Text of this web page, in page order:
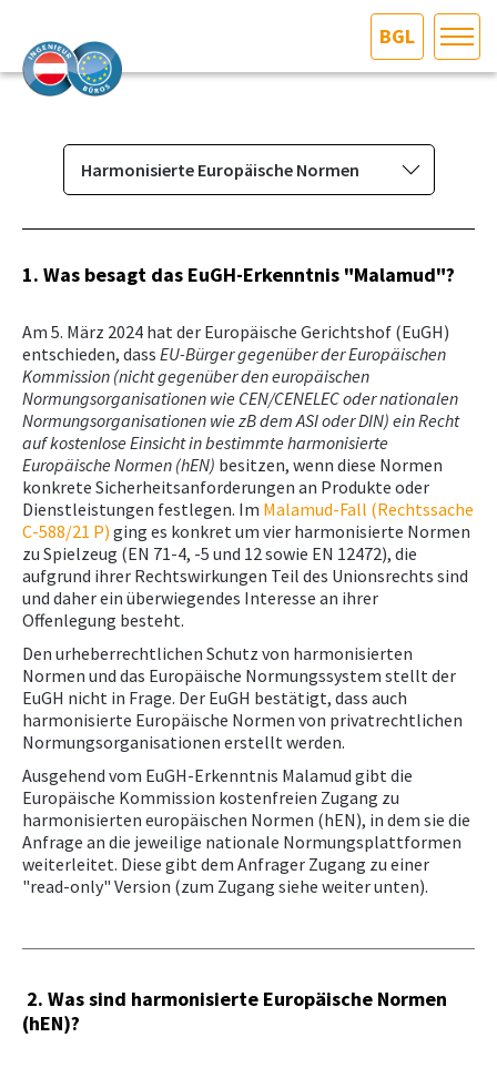
BGL
AKTUELLES/INGOO
DAS INGENIEURBÜRO
MITGLIEDER­VERZEICHNIS
SERVICE
KONTAKT
Harmonisierte Europäische Normen
Das Ingenieurbüro
Berufsbild & Gründung
Vorbereitungskurs und
Befähigungsprüfung
Normenpaket
Ausschreibungsplattform
Leistungsbilder/Leistungsmodelle
Downloads, Links & Infos
Betriebsanlagen-CoachING
Lehrbetrieb und Lehrlinge
Logos
Harmonisierte Europäische Normen
1. Was besagt das EuGH-Erkenntnis "Malamud"?
Am 5. März 2024 hat der Europäische Gerichtshof (EuGH)
entschieden, dass EU-Bürger gegenüber der Europäischen
Kommission (nicht gegenüber deneuropäischen
Normungsorganisationen wie CEN/CENELEC oder nationalen
Normungsorganisationen wie zB dem ASI oder DIN) ein Recht
auf kostenlose Einsicht in bestimmte harmonisierte
Europäische Normen (hEN) besitzen, wenn diese Normen
konkrete Sicherheitsanforderungen an Produkte oder
Dienstleistungen festlegen. Im Malamud-Fall (Rechtssache
C-588/21 P) ging es konkret um vier harmonisierte Normen
zu Spielzeug (EN 71-4, -5 und 12 sowie EN 12472), die
aufgrund ihrer Rechtswirkungen Teil des Unionsrechts sind
und daher ein überwiegendes Interesse an ihrer
Offenlegung besteht.
Den urheberrechtlichen Schutz von harmonisierten
Normen und das Europäische Normungssystem stellt der
EuGH nicht in Frage. Der EuGH bestätigt, dass auch
harmonisierte Europäische Normen von privatrechtlichen
Normungsorganisationen erstellt werden.
Ausgehend vom EuGH-Erkenntnis Malamud gibt die
Europäische Kommission kostenfreien Zugang zu
harmonisierten europäischen Normen (hEN), in dem sie die
Anfrage an die jeweilige nationale Normungsplattformen
weiterleitet. Diese gibt dem Anfrager Zugang zu einer
"read-only" Version (zum Zugang siehe weiter unten).
2. Was sind harmonisierte Europäische Normen
(hEN)?